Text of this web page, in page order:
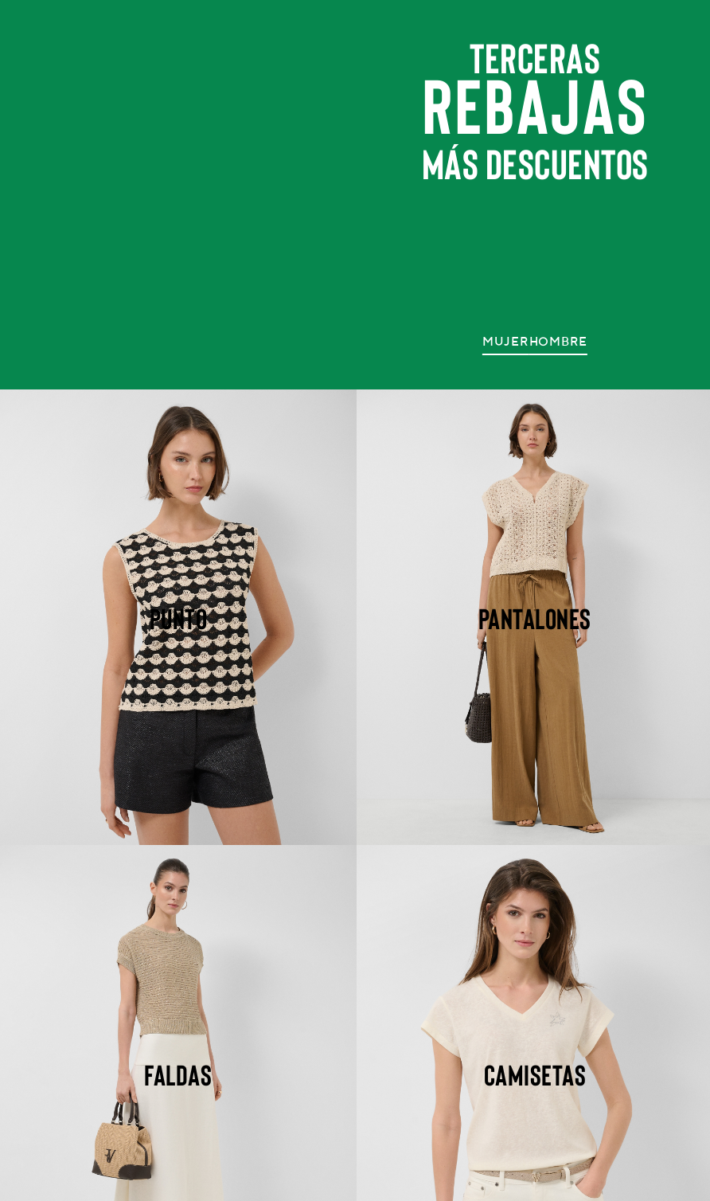
TERCERAS
REBAJAS
MÁS DESCUENTOS
MUJERHOMBRE
PUNTO PANTALONES
FALDAS CAMISETAS